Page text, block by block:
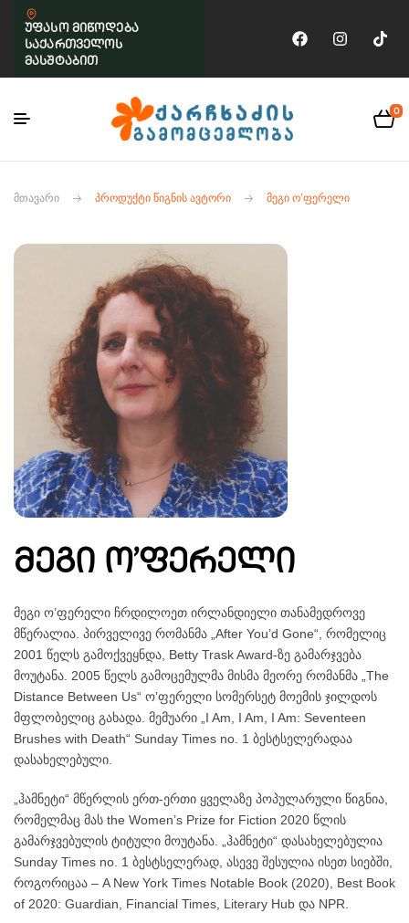
უფასო მიწოდება
საქართველოს
მასშტაბით
0
ᲛᲗᲐᲕᲐᲠᲘ ᲞᲠᲝᲓᲣᲥᲢᲘ ᲬᲘᲒᲜᲘᲡ ᲐᲕᲢᲝᲠᲘ ᲛᲔᲒᲘ Ო’ᲤᲔᲠᲔᲚᲘ
მეგი ო’ფერელი
მეგი ო’ფერელი ჩრდილოეთ ირლანდიელი თანამედროვე
მწერალია. პირველივე რომანმა „After You’d Gone“, რომელიც
2001 წელს გამოქვეყნდა, Betty Trask Award-ზე გამარჯვება
მოუტანა. 2005 წელს გამოცემულმა მისმა მეორე რომანმა „The
Distance Between Us“ ო’ფერელი სომერსეტ მოემის ჯილდოს
მფლობელიც გახადა. მემუარი „I Am, I Am, I Am: Seventeen
Brushes with Death“ Sunday Times no. 1 ბესტსელერადაა
დასახელებული.
„ჰამნეტი“ მწერლის ერთ-ერთი ყველაზე პოპულარული წიგნია,
რომელმაც მას the Women’s Prize for Fiction 2020 წლის
გამარჯვებულის ტიტული მოუტანა. „ჰამნეტი“ დასახელებულია
Sunday Times no. 1 ბესტსელერად, ასევე შესულია ისეთ სიებში,
როგორიცაა – A New York Times Notable Book (2020), Best Book
of 2020: Guardian, Financial Times, Literary Hub და NPR.